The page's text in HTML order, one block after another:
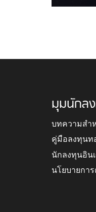
มุมนักล
บทความสำ
คู่มือลงทุนท
นักลงทุนอิน
นโยบายกา